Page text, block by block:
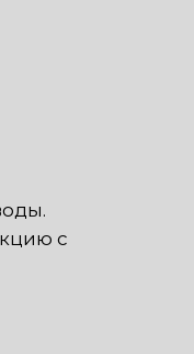
с